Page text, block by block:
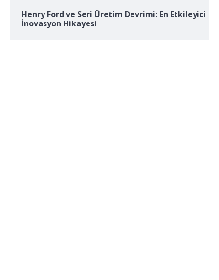
Henry Ford ve Seri Üretim Devrimi: En Etkileyici
İnovasyon Hikayesi